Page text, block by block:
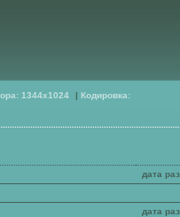
1344x1024 | Кодировка:
дата
дата